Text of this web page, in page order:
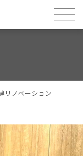
リノベーション